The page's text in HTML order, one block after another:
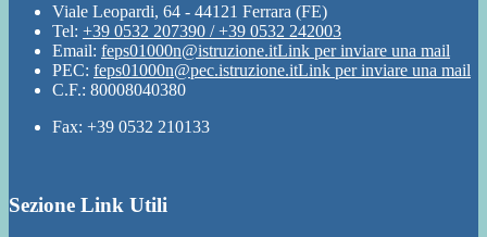
Viale Leopardi, 64 - 44121 Ferrara (FE)
Tel: +39 0532 207390 / +39 0532 242003
Email: feps01000n@istruzione.itLink per inviare una mail
PEC: feps01000n@pec.istruzione.itLink per inviare una mail
C.F.: 80008040380
Fax: +39 0532 210133
Sezione Link Utili